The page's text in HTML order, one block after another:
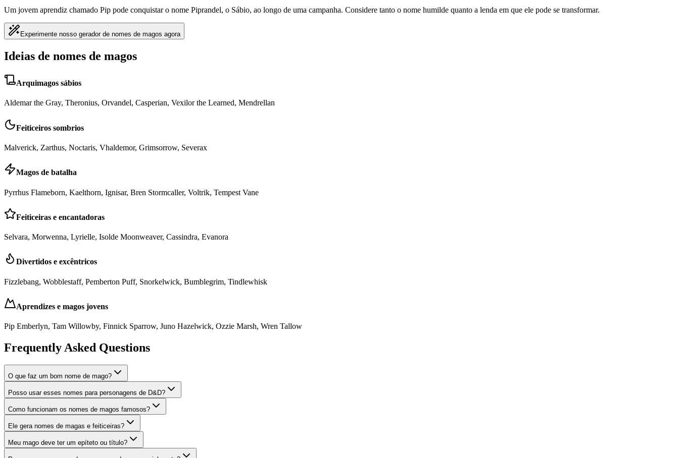
Um jovem aprendiz chamado Pip pode conquistar o nome Piprandel, o Sábio, ao longo de uma campanha. Considere tanto o nome humilde quanto a lenda em que ele pode se transformar.
Experimente nosso gerador de nomes de magos agora
Ideias de nomes de magos
Arquimagos sábios
Aldemar the Gray, Theronius, Orvandel, Casperian, Vexilor the Learned, Mendrellan
Feiticeiros sombrios
Malverick, Zarthus, Noctaris, Vhaldemor, Grimsorrow, Severax
Magos de batalha
Pyrrhus Flameborn, Kaelthorn, Ignisar, Bren Stormcaller, Voltrik, Tempest Vane
Feiticeiras e encantadoras
Selvara, Morwenna, Lyrielle, Isolde Moonweaver, Cassindra, Evanora
Divertidos e excêntricos
Fizzlebang, Wobblestaff, Pemberton Puff, Snorkelwick, Bumblegrim, Tindlewhisk
Aprendizes e magos jovens
Pip Emberlyn, Tam Willowby, Finnick Sparrow, Juno Hazelwick, Ozzie Marsh, Wren Tallow
Frequently Asked Questions
O que faz um bom nome de mago?
Posso usar esses nomes para personagens de D&D?
Como funcionam os nomes de magos famosos?
Ele gera nomes de magas e feiticeiras?
Meu mago deve ter um epíteto ou título?